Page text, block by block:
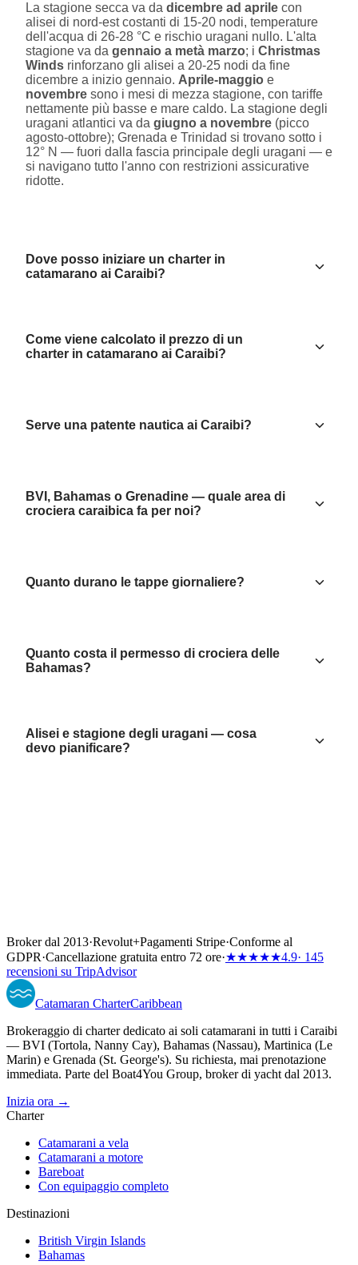
La stagione secca va da dicembre ad aprile con
alisei di nord-est costanti di 15-20 nodi, temperature
dell'acqua di 26-28 °C e rischio uragani nullo. L'alta
stagione va da gennaio a metà marzo; i Christmas
Winds rinforzano gli alisei a 20-25 nodi da fine
dicembre a inizio gennaio. Aprile-maggio e
novembre sono i mesi di mezza stagione, con tariffe
nettamente più basse e mare caldo. La stagione degli
uragani atlantici va da giugno a novembre (picco
agosto-ottobre); Grenada e Trinidad si trovano sotto i
12° N — fuori dalla fascia principale degli uragani — e
si navigano tutto l'anno con restrizioni assicurative
ridotte.
Dove posso iniziare un charter in
catamarano ai Caraibi?
Come viene calcolato il prezzo di un
charter in catamarano ai Caraibi?
Serve una patente nautica ai Caraibi?
BVI, Bahamas o Grenadine — quale area di
crociera caraibica fa per noi?
Quanto durano le tappe giornaliere?
Quanto costa il permesso di crociera delle
Bahamas?
Alisei e stagione degli uragani — cosa
devo pianificare?
Broker dal 2013·Revolut+Pagamenti Stripe·Conforme al
GDPR·Cancellazione gratuita entro 72 ore·★★★★★4.9· 145
recensioni su TripAdvisor
Catamaran CharterCaribbean
Brokeraggio di charter dedicato ai soli catamarani in tutti i Caraibi
— BVI (Tortola, Nanny Cay), Bahamas (Nassau), Martinica (Le
Marin) e Grenada (St. George's). Su richiesta, mai prenotazione
immediata. Parte del Boat4You Group, broker di yacht dal 2013.
Inizia ora →
Charter
Catamarani a vela
Catamarani a motore
Bareboat
Con equipaggio completo
Destinazioni
British Virgin Islands
Bahamas